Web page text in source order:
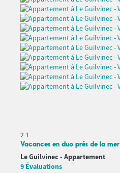
2 1
Vacances en duo près de la mer
Le Guilvinec - Appartement
9 Évaluations